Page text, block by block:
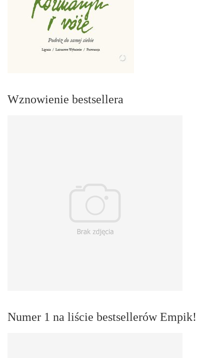
Wznowienie bestsellera
Numer 1 na liście bestsellerów Empik!